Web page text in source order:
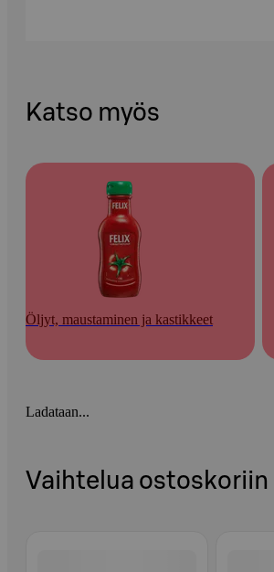
Katso myös
Öljyt, maustaminen ja kastikkeet
Ladataan...
Vaihtelua ostoskoriin